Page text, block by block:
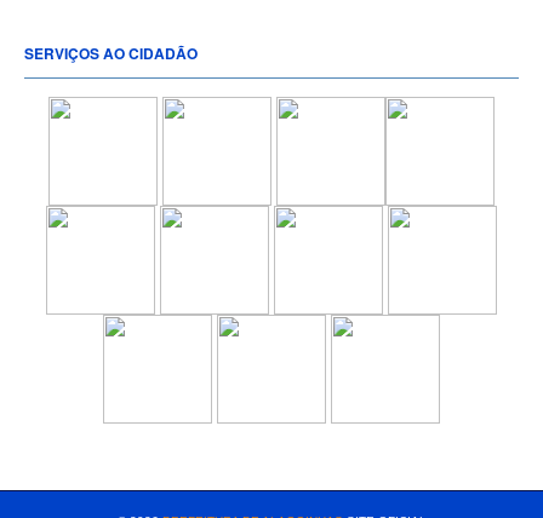
SERVIÇOS AO CIDADÃO